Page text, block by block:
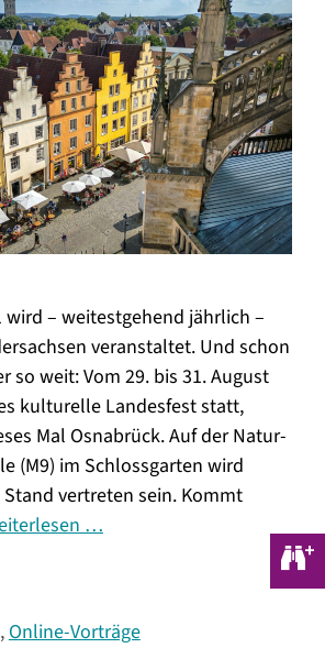
wird – weitestgehend jährlich –
veranstaltet. Und schon
so weit: Vom 29. bis 31. August
kulturelle Landesfest statt,
Mal Osnabrück. Auf der Natur-
(M9) im Schlossgarten wird
Stand vertreten sein. Kommt
…
,Online-Vorträge